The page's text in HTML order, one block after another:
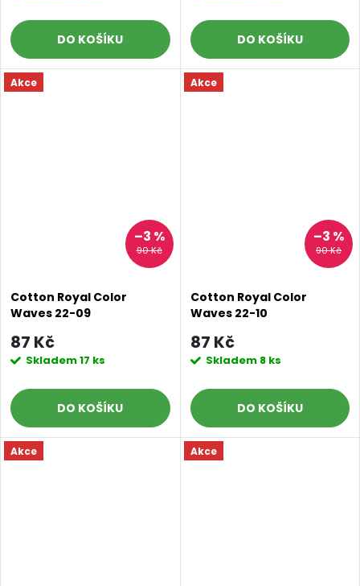
DO KOŠÍKU DO KOŠÍKU
Akce
90 Kč
–3 %
Cotton Royal Color
Waves 22-09
87 Kč
Skladem17 ks
DO KOŠÍKU
Akce
90 Kč
–3 %
Cotton Royal Color
Waves 22-10
87 Kč
Skladem 8 ks
DO KOŠÍKU
Akce Akce